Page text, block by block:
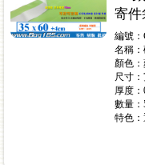
寄件
編號：
名稱
顏色
尺寸：
厚度：
數量：
特色：